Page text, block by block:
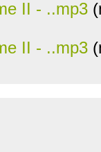
II - ..mp3
II - ..mp3